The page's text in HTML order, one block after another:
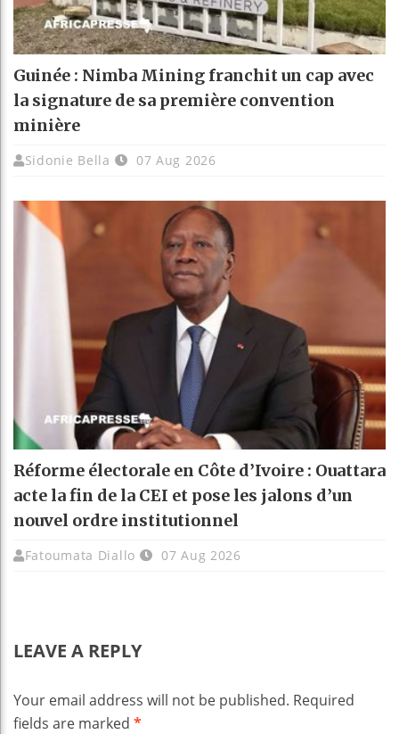
Guinée : Nimba Mining franchit un cap avec
la signature de sa première convention
minière
Sidonie Bella 07 Aug 2026
Réforme électorale en Côte d’Ivoire : Ouattara
acte la fin de la CEI et pose les jalons d’un
nouvel ordre institutionnel
Fatoumata Diallo 07 Aug 2026
LEAVE A REPLY
Your email address will not be published. Required
fields are marked *